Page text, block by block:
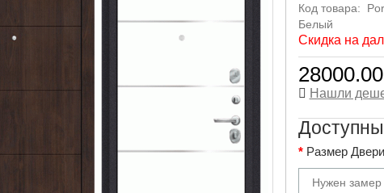
Код товара:
Белый
Скидка на
Нашли
Размер
Нужен замер